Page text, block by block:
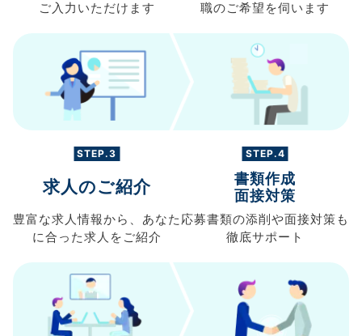
ご入力 いただけます
職のご希望を伺います
STEP.3
求人のご紹介
豊富な求人情報から、 あなた
に合った求人を ご紹介
STEP.4
書類作成
面接対策
応募書類の添削や面接対策も
徹底サポート